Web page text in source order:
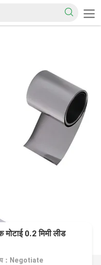
0.2 मिमी लीड
：Negotiate